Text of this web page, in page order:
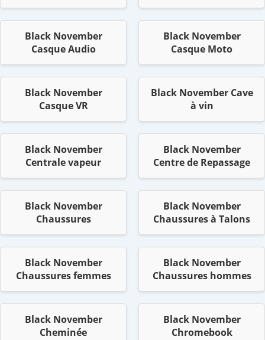
Black November
Casque Audio
Black November
Casque Moto
Black November
Casque VR
Black November Cave
à vin
Black November
Centrale vapeur
Black November
Centre de Repassage
Black November
Chaussures
Black November
Chaussures à Talons
Black November
Chaussures femmes
Black November
Chaussures hommes
Black November
Cheminée
Black November
Chromebook